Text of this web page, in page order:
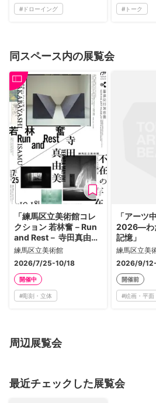
# ドローイング # トーク
同スペース内の展覧会
「練馬区立美術館コレ
クション 若林奮－Run
and Rest－ 寺田真由美
－不在の存在－」
練馬区立美術館
2026/7/25-10/18
開催中
#彫刻・立体
「アーツ
2026―わ
記憶」
練馬区立美
2026/9/
開催前
#絵画・平面
周辺展覧会
最近チェックした展覧会